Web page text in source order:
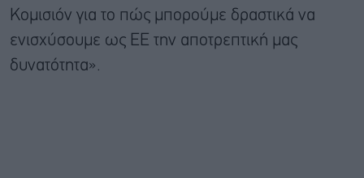
Κομισιόν για το πώς μπορούμε δραστικά να
ενισχύσουμε ως ΕΕ την αποτρεπτική μας
δυνατότητα».